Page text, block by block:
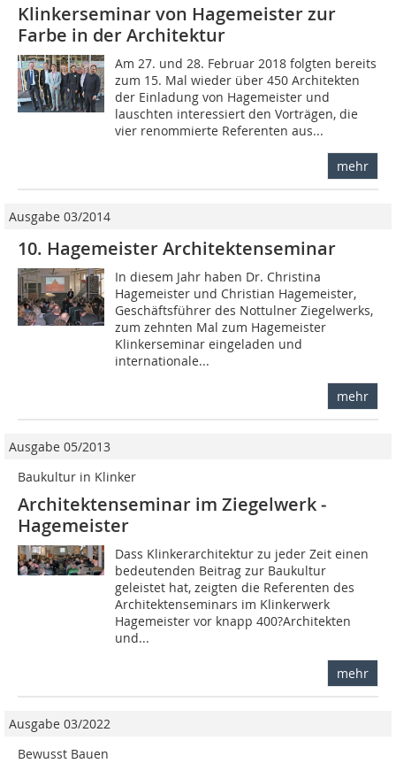
Klinkerseminar von Hagemeister zur
Farbe in der Architektur
Am 27. und 28. Februar 2018 folgten bereits
zum 15. Mal wieder über 450 Architekten
der Einladung von Hagemeister und
lauschten interessiert den Vorträgen, die
vier renommierte Referenten aus...
mehr
Ausgabe 03/2014
10. Hagemeister Architektenseminar
In diesem Jahr haben Dr. Christina
Hagemeister und Christian Hagemeister,
Geschäftsführer des Nottulner Ziegelwerks,
zum zehnten Mal zum Hagemeister
Klinkerseminar eingeladen und
internationale...
mehr
Ausgabe 05/2013
Baukultur in Klinker
Architektenseminar im ­Ziegelwerk ­
Hagemeister
Dass Klinkerarchitektur zu jeder Zeit einen
bedeutenden Beitrag zur Baukultur
geleistet hat, zeigten die Referenten des
Architektenseminars im Klinkerwerk
Hagemeister vor knapp 400?Architekten
und...
mehr
Ausgabe 03/2022
Bewusst Bauen